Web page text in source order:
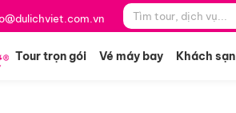
Tour trọn gói Vé máy bay Khách sạn